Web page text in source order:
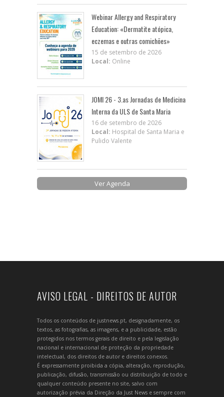
Webinar Allergy and Respiratory
Education: «Dermatite atópica,
eczemas e outras comichões»
15 de setembro de 2026
Local: Online
JOMI 26 - 3.as Jornadas de Medicina
Interna da ULS de Santa Maria
16 de setembro de 2026
Local: Hospital de Santa Maria e
Pulido Valente
Ver Agenda
AVISO LEGAL - DIREITOS DE AUTOR
Todos os conteúdos de justnews.pt, designadamente, os
textos, as fotografias, as imagens, e a publicidade, estão
protegidos nos termos gerais de direito e pela legislação
nacional e internacional de proteção da propriedade
intelectual, dos direitos de autor e direitos conexos.
É expressamente proibida a cópia, alteração, reprodução,
publicação, difusão, transmissão ou distribuição de todo e
qualquer conteúdo presente no site, salvo com
autorização prévia da Direção da Just News e sempre com